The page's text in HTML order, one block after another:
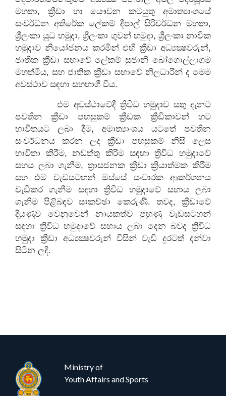
Our
Sports
Gallery
&
Media
Tenders
and
Procurement
Projects
and
Facilities
CareersDownloads
Timeline FAQ
Contact
Us
මහතා, ක්‍රීඩා හා යෞවන කටයුතු අමාත්‍යාංශයේ
සංවර්ධන අතිරේක ලේකම් දීපාල් සිරිවර්ධන මහතා,
ශ්‍රීලංකා යුධ හමුදා, ශ්‍රීලංකා ගුවන් හමුදා, ශ්‍රීලංකා නාවික
හමුදාව නියෝජනය කරමින් එහි ක්‍රීඩා අධ්‍යක්‍ෂවරුන්,
ජාතික ක්‍රීඩා සභාවේ ලේකම් සුජානි බෝගොල්ලාගම
මහත්මිය, සහ ජාතික ක්‍රීඩා සභාවේ නිලධාරීන් ද මෙම
අවස්ථාව සඳහා සහභාගී විය.
එම අවස්ථාවේදී ත්‍රිවිධ හමුදාව සතු දැනට
පවතින ක්‍රීඩා පහසුකම් ක්‍රීඩක ක්‍රීඩිකාවන් හට
භාවිතයට ලබා දීම, අමාත්‍යාංශය යටතේ පවතින
සංවර්ධනය කරන ලද ක්‍රීඩා පහසුකම් නිසි ලෙස
භාවිතා කිරීම, නඩත්තු කිරිම සඳහා ත්‍රිවිධ හමුදාවේ
සහය ලබා ගැනීම, ත්‍රාසජනක ක්‍රීඩා ක්‍රියාත්මක කිරීම
සහ එම වැඩසටහන් ඔස්සේ සංචාරක ආකර්ශනය
වැඩිකර ගැනීම සඳහා ත්‍රිවිධ හමුදාවේ සහාය ලබා
ගැනිම පිළිබඳව සාකච්ඡා කෙරුණි. තවද, ක්‍රීඩාවේ
දියුණුව වෙනුවෙන් නායකත්ව පුහුණු වැඩසටහන්
සඳහා ත්‍රිවිධ හමුදාවේ සහාය ලබා දෙන බවද ත්‍රිවිධ
හමුදා ක්‍රීඩා අධ්‍යක්‍ෂවරුන් විසින් වැඩි දුරටත් දන්වා
සිටින ලදි.
Ministry of
Youth Affairs and Sports